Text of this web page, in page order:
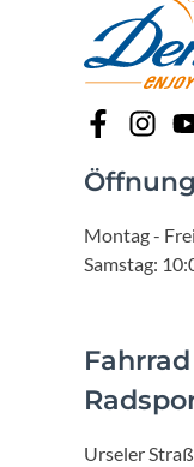
Montag -
Samstag:
Urseler